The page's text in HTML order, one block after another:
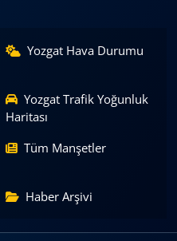
Yozgat Hava Durumu
Yozgat Trafik Yoğunluk
Haritası
Tüm Manşetler
Haber Arşivi